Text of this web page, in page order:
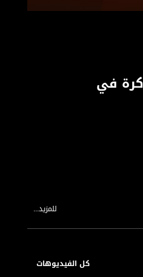
في
للمزيد...
كل الفيديوهات